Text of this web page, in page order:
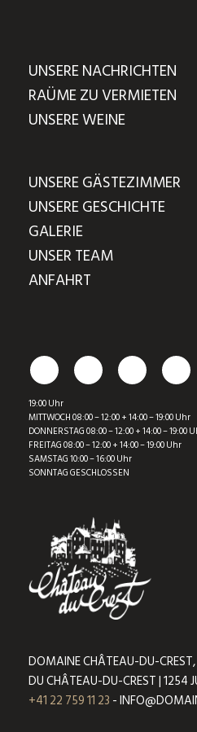
UNSERE NACHRICHTEN
RAÜME ZU VERMIETEN
UNSERE WEINE
UNSERE GÄSTEZIMMER
UNSERE GESCHICHTE
GALERIE
UNSER TEAM
ANFAHRT
19:00 Uhr
MITTWOCH 08:00 – 12:00 + 14:00 – 19:00 Uhr
DONNERSTAG 08:00 – 12:00 + 14:00 – 19:00
FREITAG 08:00 – 12:00 + 14:00 – 19:00 Uhr
SAMSTAG 10:00 – 16:00 Uhr
SONNTAG GESCHLOSSEN
DOMAINE CHÂTEAU-DU-
DU CHÂTEAU-DU-CREST | 1254
+41 22 759 11 23 -